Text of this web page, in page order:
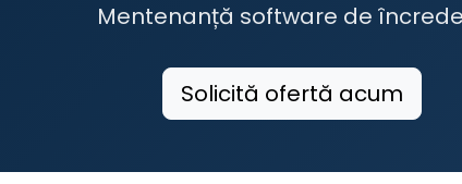
Mentenanță software de
Solicită ofertă acum